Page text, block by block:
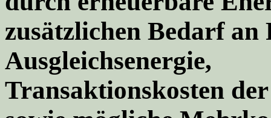
zusätzlichen Bedarf an
Ausgleichsenergie,
Transaktionskosten